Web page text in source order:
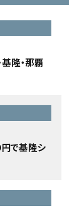
隆・那覇
で基隆シ